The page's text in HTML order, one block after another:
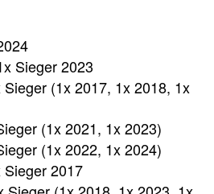
Sieger 2023
Sieger (1x 2017, 1x 2018, 1x
(1x 2021, 1x 2023)
(1x 2022, 1x 2024)
Sieger 2017